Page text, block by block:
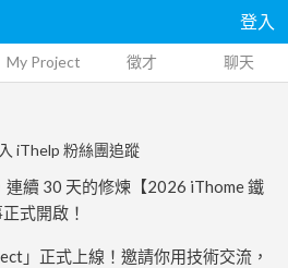
登入
My Project 徵才 聊天
iThelp 粉絲團追蹤
續 30 天的修煉【2026 iThome 鐵
式開啟！
」正式上線！邀請你用技術交流，